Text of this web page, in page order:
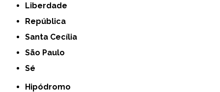
Liberdade
República
Santa Cecília
São Paulo
Sé
Hipódromo